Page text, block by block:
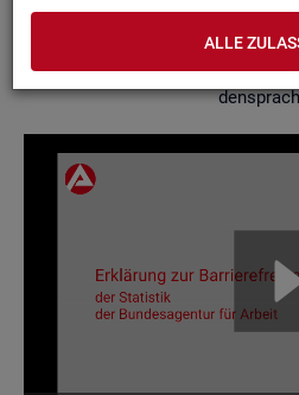
ALLE
Er­klä­rung zur
Hier fin­den Sie un­se­re Er­klä­rung